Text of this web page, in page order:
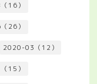
16）
26）
2020-03（12）
15）